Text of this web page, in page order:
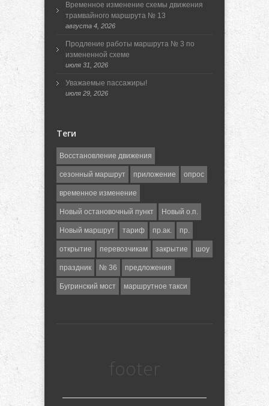
Временное изменение схемы движения
трамвайного маршрута № 13
августа 4, 2026
Продление работы маршрута № 3 по
измененной схеме
июля 31, 2026
Уважаемые пассажиры!
июля 29, 2026
Теги
Восстановление движения
сезонный маршрут приложение опрос
временное изменение
Новый остановочный пункт Новый о.п.
Новый маршрут тариф пр.ак. пр.
открытие перевозчикам закрытие шоу
праздник № 36 предложения
Бугринский мост маршрутное такси
footer